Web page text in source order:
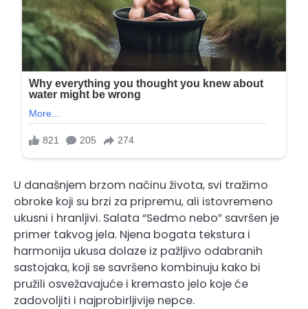
U današnjem brzom načinu života, svi tražimo
obroke koji su brzi za pripremu, ali istovremeno
ukusni i hranljivi. Salata “Sedmo nebo” savršen je
primer takvog jela. Njena bogata tekstura i
harmonija ukusa dolaze iz pažljivo odabranih
sastojaka, koji se savršeno kombinuju kako bi
pružili osvežavajuće i kremasto jelo koje će
zadovoljiti i najprobirljivije nepce.